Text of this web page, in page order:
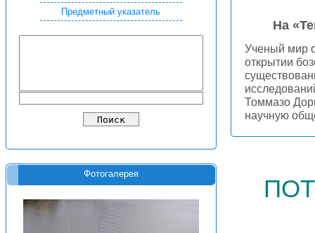
Предметный указатель
Фотогалерея
На
Ученый мир
открытии
Томмазо
научную